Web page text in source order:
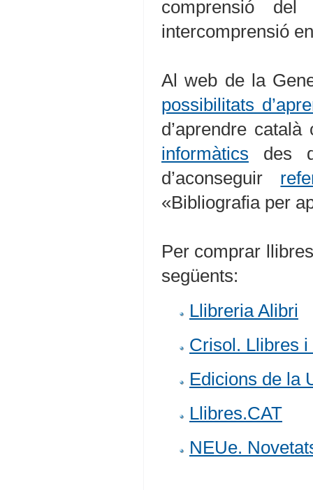
comprensió
intercomprensió
Al web de la
possibilitats
d’aprendre
informàtics des
d’aconseguir
«Bibliografia per
Per comprar
següents:
Llibreria Alibri
Crisol. Llibres i
Edicions de la
Llibres.CAT
NEUe.